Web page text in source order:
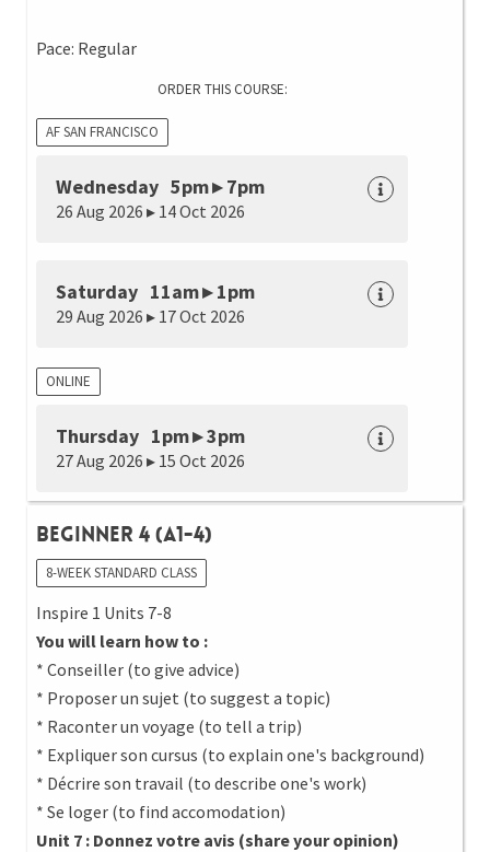
Pace: Regular
ORDER THIS COURSE:
AF SAN FRANCISCO
Wednesday 5pm ▸ 7pm
26 Aug 2026 ▸ 14 Oct 2026
Saturday 11am ▸ 1pm
29 Aug 2026 ▸ 17 Oct 2026
ONLINE
Thursday 1pm ▸ 3pm
27 Aug 2026 ▸ 15 Oct 2026
Beginner 4 (A1-4)
8-WEEK STANDARD CLASS
Inspire 1 Units 7-8
You will learn how to :
* Conseiller (to give advice)
* Proposer un sujet (to suggest a topic)
* Raconter un voyage (to tell a trip)
* Expliquer son cursus (to explain one's background)
* Décrire son travail (to describe one's work)
* Se loger (to find accomodation)
Unit 7 : Donnez votre avis (share your opinion)